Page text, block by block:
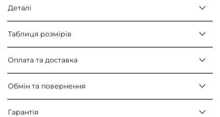
Деталі
Таблиця розмірів
Оплата та доставка
Обмін та повернення
Гарантія